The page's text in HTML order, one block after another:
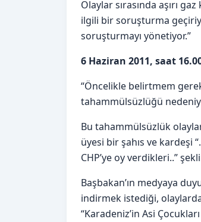
Olaylar sırasında aşırı
ilgili bir soruşturma
soruşturmayı yönetiyor.”
6 Haziran 2011, saat
“Öncelikle belirtmem
tahammülsüzlüğü
Bu tahammülsüzlük
üyesi bir şahıs ve kardeşi
CHP’ye oy verdikleri..”
Başbakan’ın medyaya
indirmek istediği,
“Karadeniz’in Asi